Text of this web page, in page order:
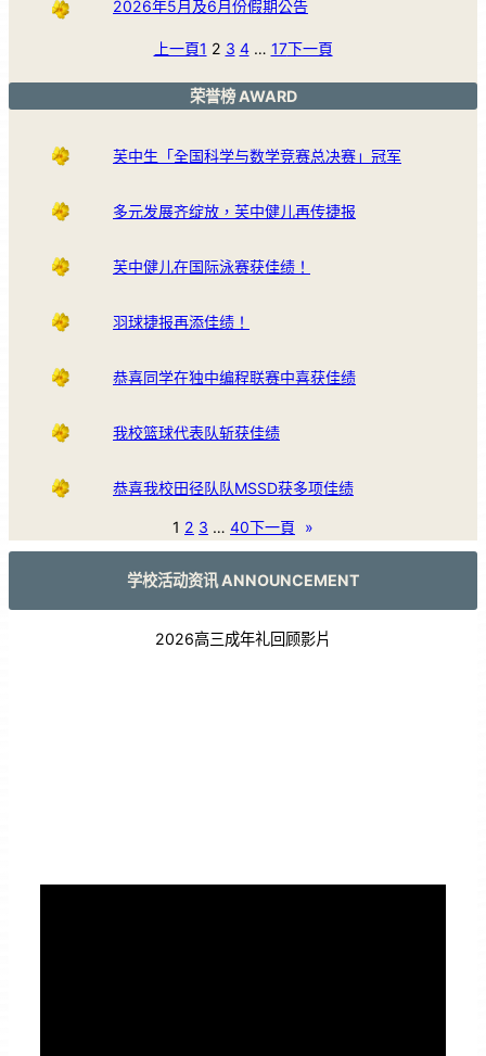
2026年5月及6月份假期公告
上一頁1 2 3 4 … 17下一頁
荣誉榜 AWARD
芙中生「全国科学与数学竞赛总决赛」冠军
多元发展齐绽放，芙中健儿再传捷报
芙中健儿在国际泳赛获佳绩！
羽球捷报再添佳绩！
恭喜同学在独中编程联赛中喜获佳绩
我校篮球代表队斩获佳绩
恭喜我校田径队队MSSD获多项佳绩
1 2 3 … 40下一頁 »
学校活动资讯 ANNOUNCEMENT
2026高三成年礼回顾影片